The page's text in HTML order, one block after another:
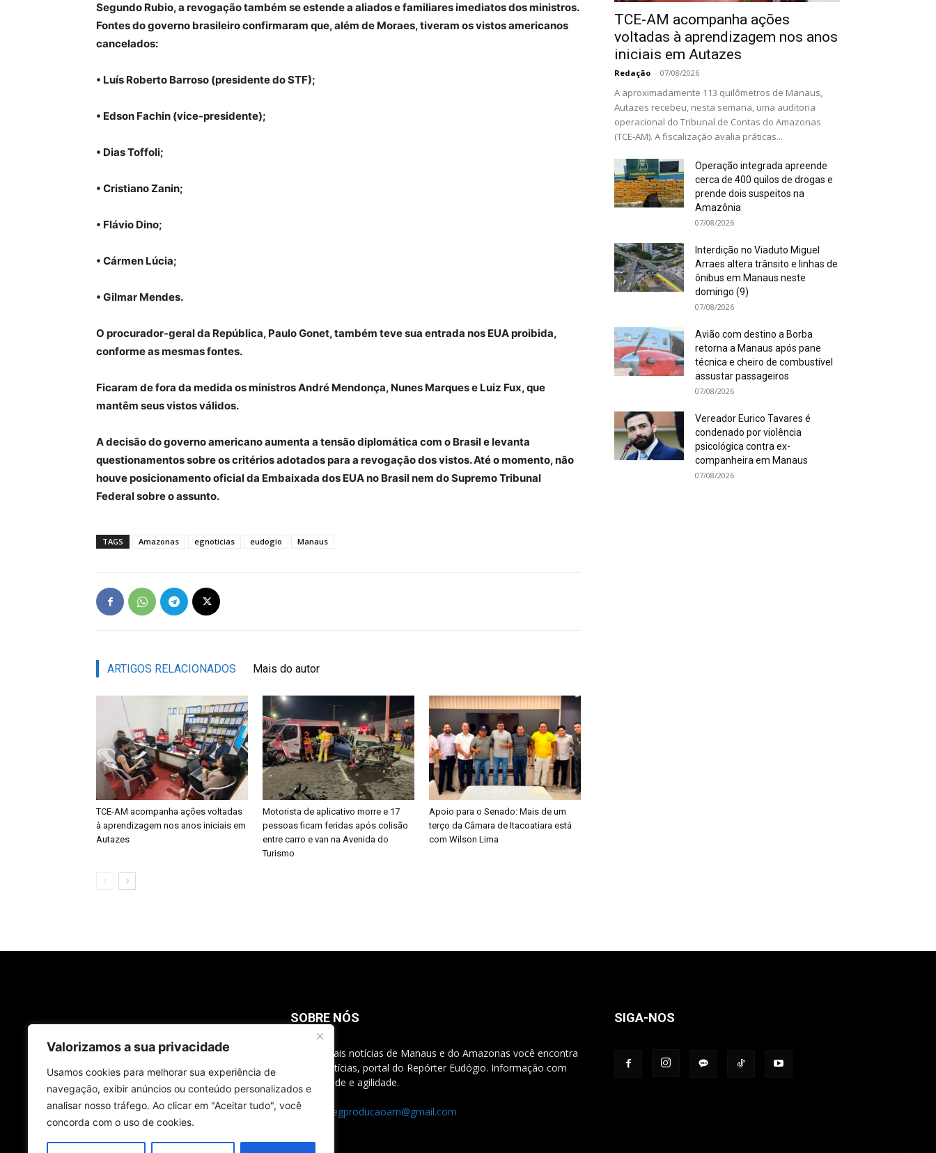
Valorizamos a sua privacidade
Usamos cookies para melhorar sua experiência de
navegação, exibir anúncios ou conteúdo personalizados e
analisar nosso tráfego. Ao clicar em "Aceitar tudo", você
concorda com o uso de cookies.
Segundo Rubio, a revogação também se estende a aliados e familiares imediatos dos ministros.
Fontes do governo brasileiro confirmaram que, além de Moraes, tiveram os vistos americanos
cancelados:
• Luís Roberto Barroso (presidente do STF);
• Edson Fachin (vice-presidente);
• Dias Toffoli;
• Cristiano Zanin;
• Flávio Dino;
• Cármen Lúcia;
• Gilmar Mendes.
O procurador-geral da República, Paulo Gonet, também teve sua entrada nos EUA proibida,
conforme as mesmas fontes.
Ficaram de fora da medida os ministros André Mendonça, Nunes Marques e Luiz Fux, que
mantêm seus vistos válidos.
A decisão do governo americano aumenta a tensão diplomática com o Brasil e levanta
questionamentos sobre os critérios adotados para a revogação dos vistos. Até o momento, não
houve posicionamento oficial da Embaixada dos EUA no Brasil nem do Supremo Tribunal
Federal sobre o assunto.
TAGS Amazonas egnoticias eudogio Manaus
ARTIGOS RELACIONADOS Mais do autor
TCE-AM acompanha ações voltadas
à aprendizagem nos anos iniciais em
Autazes
Motorista de aplicativo morre e 17
pessoas ficam feridas após colisão
entre carro e van na Avenida do
Turismo
Apoio para o Senado: Mais de um
terço da Câmara de Itacoatiara está
com Wilson Lima
TCE-AM acompanha ações
voltadas à aprendizagem nos anos
iniciais em Autazes
Redação - 07/08/2026
A aproximadamente 113 quilômetros de Manaus,
Autazes recebeu, nesta semana, uma auditoria
operacional do Tribunal de Contas do Amazonas
(TCE-AM). A fiscalização avalia práticas...
Operação integrada apreende
cerca de 400 quilos de drogas e
prende dois suspeitos na
Amazônia
07/08/2026
Interdição no Viaduto Miguel
Arraes altera trânsito e linhas de
ônibus em Manaus neste
domingo (9)
07/08/2026
Avião com destino a Borba
retorna a Manaus após pane
técnica e cheiro de combustível
assustar passageiros
07/08/2026
Vereador Eurico Tavares é
condenado por violência
psicológica contra ex-
companheira em Manaus
07/08/2026
SOBRE NÓS
As principais notícias de Manaus e do Amazonas você encontra
no EG Notícias, portal do Repórter Eudógio. Informação com
credibilidade e agilidade.
Contato: egproducaoam@gmail.com
SIGA-NOS